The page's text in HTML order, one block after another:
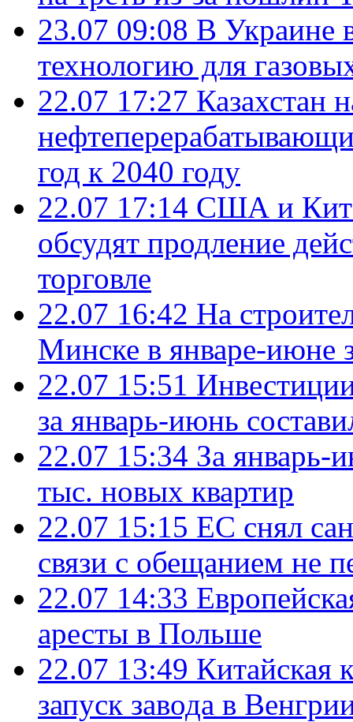
23.07 09:08 В Украине
технологию для
22.07 17:27 Казахстан
год к 2040 году
22.07 17:14 США и
обсудят продление
торговле
22.07 16:42 На
Минске в январе-июне
22.07 15:51
за январь-июнь
22.07 15:34 За январь-
тыс. новых квартир
22.07 15:15 ЕС снял
связи с обещанием не
22.07 14:33
аресты в Польше
22.07 13:49 Китайская
запуск завода в